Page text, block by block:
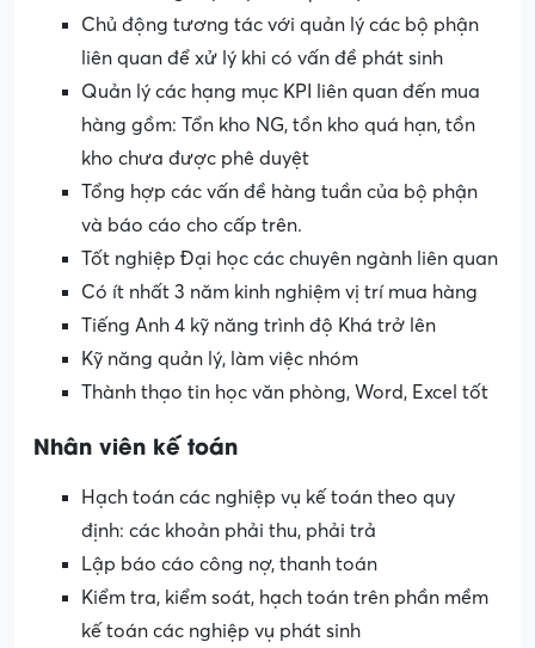
Chủ động tương tác với quản lý các bộ phận
liên quan để xử lý khi có vấn đề phát sinh
Quản lý các hạng mục KPI liên quan đến mua
hàng gồm: Tổn kho NG, tồn kho quá hạn, tồn
kho chưa được phê duyệt
Tổng hợp các vấn đề hàng tuần của bộ phận
và báo cáo cho cấp trên.
Tốt nghiệp Đại học các chuyên ngành liên quan
Có ít nhất 3 năm kinh nghiệm vị trí mua hàng
Tiếng Anh 4 kỹ năng trình độ Khá trở lên
Kỹ năng quản lý, làm việc nhóm
Thành thạo tin học văn phòng, Word, Excel tốt
Nhân viên kế toán
Hạch toán các nghiệp vụ kế toán theo quy
định: các khoản phải thu, phải trả
Lập báo cáo công nợ, thanh toán
Kiểm tra, kiểm soát, hạch toán trên phần mềm
kế toán các nghiệp vụ phát sinh